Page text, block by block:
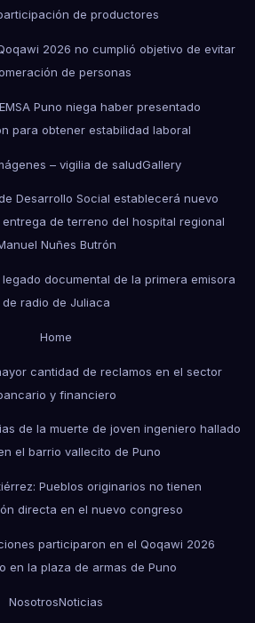
de productores
2026 no cumplió objetivo de evitar
de personas
Puno niega haber presentado
para obtener estabilidad laboral
– vigilia de saludGallery
Desarrollo Social establecerá nuevo
de terreno del hospital regional
Nuñes Butrón
documental de la primera emisora
de radio de Juliaca
Home
cantidad de reclamos en el sector
y financiero
de la muerte de joven ingeniero hallado
el barrio vallecito de Puno
Pueblos originarios no tienen
directa en el nuevo congreso
participaron en el Qoqawi 2026
en la plaza de armas de Puno
NosotrosNoticias